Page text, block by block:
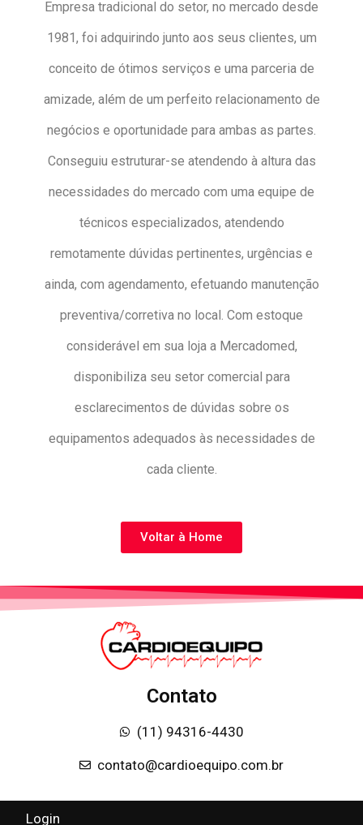
Empresa tradicional do setor, no mercado desde
1981, foi adquirindo junto aos seus clientes, um
conceito de ótimos serviços e uma parceria de
amizade, além de um perfeito relacionamento de
negócios e oportunidade para ambas as partes.
Conseguiu estruturar-se atendendo à altura das
necessidades do mercado com uma equipe de
técnicos especializados, atendendo
remotamente dúvidas pertinentes, urgências e
ainda, com agendamento, efetuando manutenção
preventiva/corretiva no local. Com estoque
considerável em sua loja a Mercadomed,
disponibiliza seu setor comercial para
esclarecimentos de dúvidas sobre os
equipamentos adequados às necessidades de
cada cliente.
Voltar à Home
Contato
(11) 94316-4430
contato@cardioequipo.com.br
Login